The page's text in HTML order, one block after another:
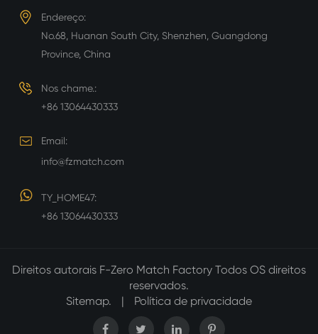
Endereço:
No.68, Huanan South City, Shenzhen, Guangdong
Province, China
Nos chame.:
+86 13064430333
Email:
info@fzmatch.com
TY_HOME47:
+86 13064430333
Direitos autorais F-Zero Match Factory Todos OS direitos
reservados.
Sitemap.
| Política de privacidade